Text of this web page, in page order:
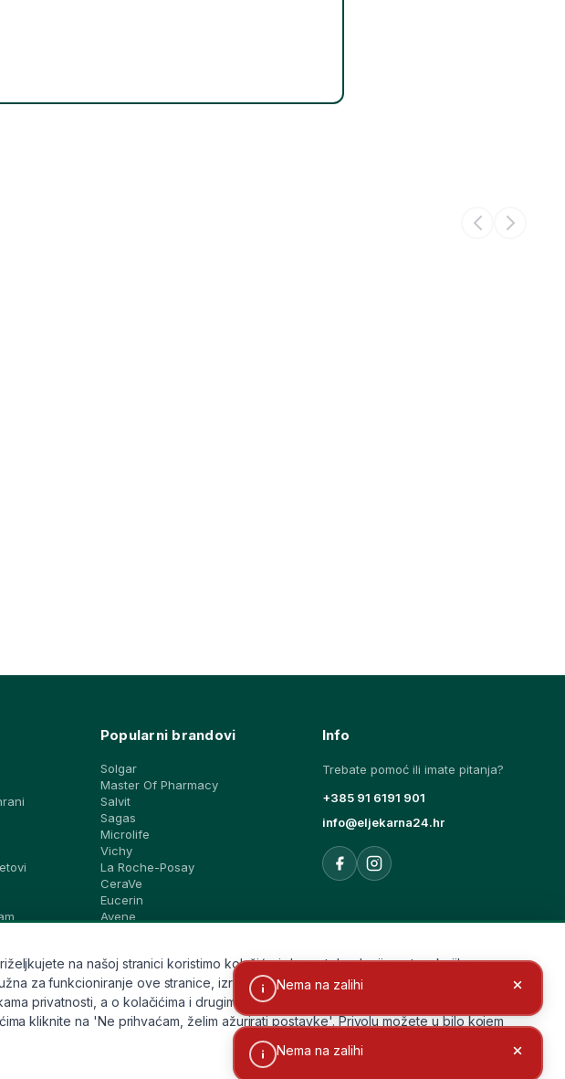
Popularni brandovi
Solgar
Master Of Pharmacy
Salvit
Sagas
Microlife
Vichy
La Roche-Posay
CeraVe
Eucerin
Avene
Info
Trebate pomoć ili imate pitanja?
+385 91 6191 901
info@eljekarna24.hr
na našoj stranici koristimo kolačiće i druge tehnologije putem kojih se
za funkcioniranje ove stranice, izradu statističkih i analitičkih izvješća, ali i za
privatnosti, a o kolačićima i drugim tehnologijama u Politikama kolačića. Kolačiće u
kliknite na 'Ne prihvaćam, želim ažurirati postavke'. Privolu možete u bilo kojem
Nema na zalihi
Nema na zalihi